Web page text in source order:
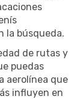
la búsqueda.
de rutas y
puedas
aerolínea que
influyen en